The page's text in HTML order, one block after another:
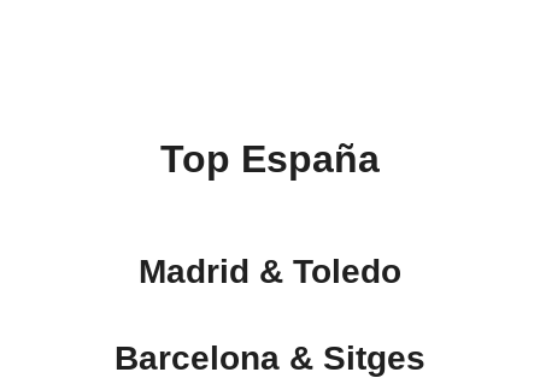
Top España
Madrid & Toledo
Barcelona & Sitges